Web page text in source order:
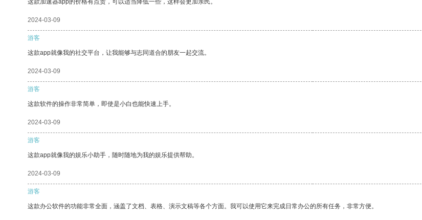
这款加速器app的价格有点贵，可以适当降低一些，这样会更加亲民。
2024-03-09
游客
这款app就像我的社交平台，让我能够与志同道合的朋友一起交流。
2024-03-09
游客
这款软件的操作非常简单，即使是小白也能快速上手。
2024-03-09
游客
这款app就像我的娱乐小助手，随时随地为我的娱乐提供帮助。
2024-03-09
游客
这款办公软件的功能非常全面，涵盖了文档、表格、演示文稿等各个方面。我可以使用它来完成日常办公的所有任务，非常方便。